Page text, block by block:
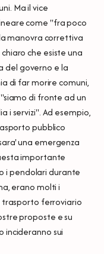
Ma il vice
come "fra poco
manovra correttiva
che esiste una
governo e la
di far morire comuni,
di fronte ad un
i servizi". Ad esempio,
pubblico
una emergenza
importante
i pendolari durante
erano molti i
trasporto ferroviario
proposte e su
incideranno sui